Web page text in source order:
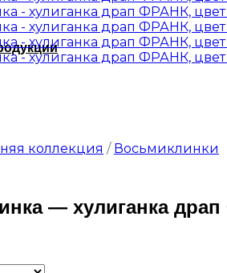
коллекция / Восьмиклинки
— хулиганка